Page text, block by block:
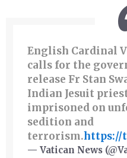
English Cardinal
calls for the
release Fr Stan
Indian Jesuit
imprisoned on
sedition and
terrorism.https://
— Vatican News